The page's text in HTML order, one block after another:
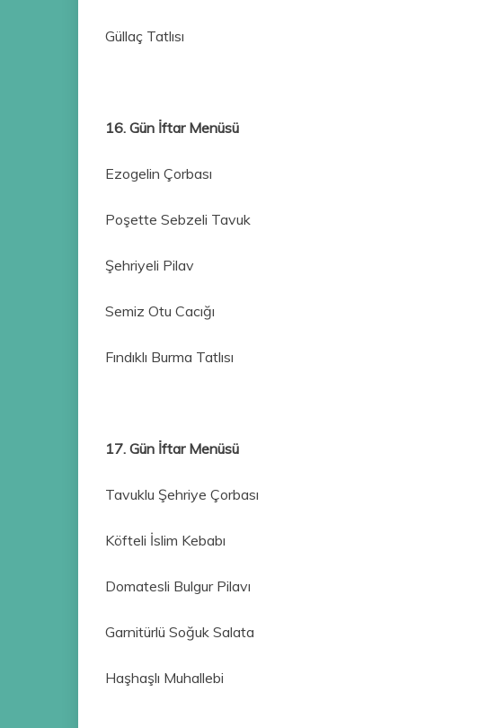
Güllaç Tatlısı
16. Gün İftar Menüsü
Ezogelin Çorbası
Poşette Sebzeli Tavuk
Şehriyeli Pilav
Semiz Otu Cacığı
Fındıklı Burma Tatlısı
17. Gün İftar Menüsü
Tavuklu Şehriye Çorbası
Köfteli İslim Kebabı
Domatesli Bulgur Pilavı
Garnitürlü Soğuk Salata
Haşhaşlı Muhallebi